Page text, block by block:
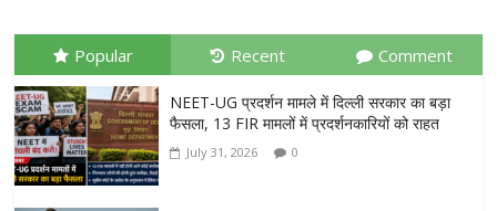
Popular Recent Comment
NEET-UG प्रदर्शन मामले में दिल्ली सरकार का बड़ा
फैसला, 13 FIR मामलों में प्रदर्शनकारियों को राहत
July 31, 2026 0